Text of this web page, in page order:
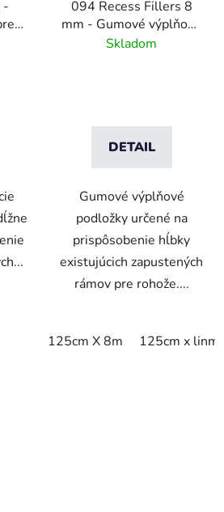
-
094 Recess Fillers 8
mm - Gumové výplňové
podložky
Skladom
DETAIL
Gumové výplňové
podložky určené na
prispôsobenie hĺbky
existujúcich zapustených
rámov pre rohože....
125cm X 8m 125cm x linm